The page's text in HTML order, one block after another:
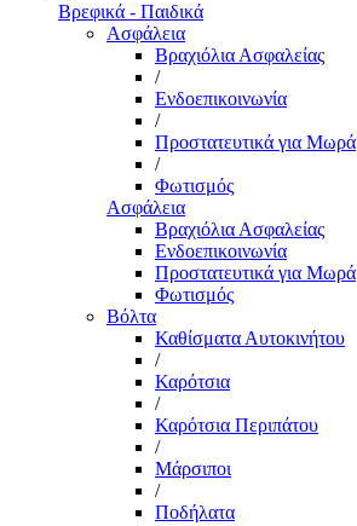
Βρεφικά - Παιδικά
Ασφάλεια
Βραχιόλια Ασφαλείας
/
Ενδοεπικοινωνία
/
Προστατευτικά για Μωρά
/
Φωτισμός
Ασφάλεια
Βραχιόλια Ασφαλείας
Ενδοεπικοινωνία
Προστατευτικά για Μωρά
Φωτισμός
Βόλτα
Καθίσματα Αυτοκινήτου
/
Καρότσια
/
Καρότσια Περιπάτου
/
Μάρσιποι
/
Ποδήλατα